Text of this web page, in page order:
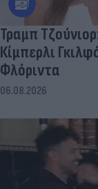
Τραμπ
Κίμπερλι
Φλόριντα
06.08.2026